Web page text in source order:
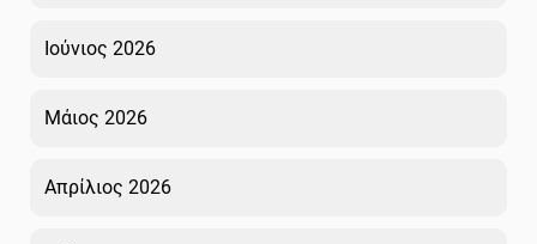
Ιούνιος 2026
Μάιος 2026
Απρίλιος 2026